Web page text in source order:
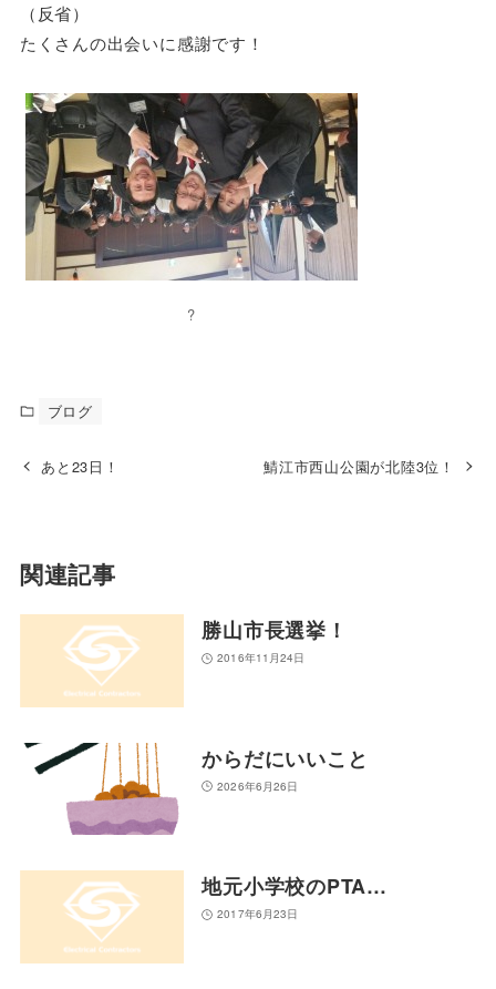
（反省）
たくさんの出会いに感謝です！
?
ブログ
あと23日！ 鯖江市西山公園が北陸3位！
関連記事
勝山市長選挙！
2016年11月24日
からだにいいこと
2026年6月26日
地元小学校のPTA…
2017年6月23日